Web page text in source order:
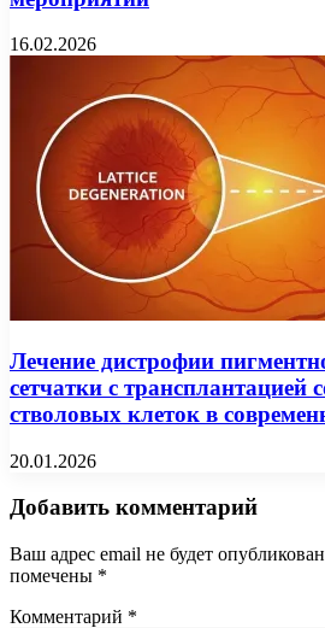
16.02.2026
Лечение дистрофии
сетчатки с трансплантацией
стволовых клеток в
20.01.2026
Добавить комментарий
Ваш адрес email не будет
помечены *
Комментарий *